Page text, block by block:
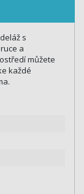
s
a
můžete
každé